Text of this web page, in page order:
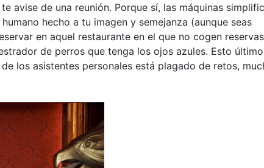
avise de una reunión. Porque sí, las máquinas
hecho a tu imagen y semejanza (aunque seas
en aquel restaurante en el que no cogen reservas
de perros que tenga los ojos azules. Esto último
los asistentes personales está plagado de retos,